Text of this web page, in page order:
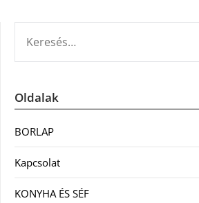
Oldalak
BORLAP
Kapcsolat
KONYHA ÉS SÉF